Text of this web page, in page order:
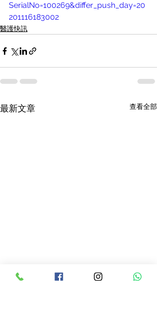
SerialNo=100269&differ_push_day=20
201116183002
醫護快訊
最新文章 查看全部